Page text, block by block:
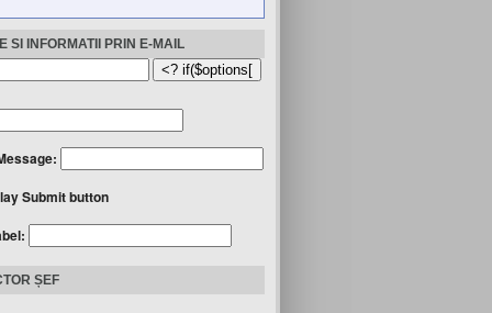
SI INFORMATII PRIN E-MAIL
Submit button
ȘEF